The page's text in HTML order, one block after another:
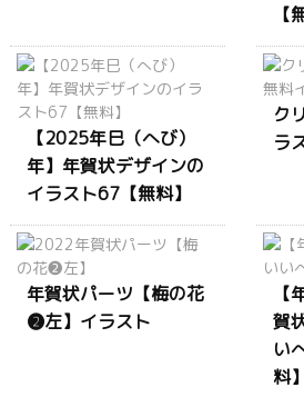
【
【2025年巳（へび）
年】年賀状デザインの
イラスト67【無料】
ク
ラ
年賀状パーツ【梅の花
❷左】イラスト
【
賀
い
料】